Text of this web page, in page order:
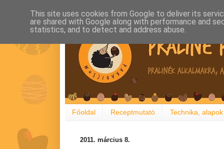
Főoldal Receptmutató Technika, alapok
2011. március 8.
This site uses cookies from Google to deliver its
are shared with Google along with performance and
statistics, and to detect and address abuse.